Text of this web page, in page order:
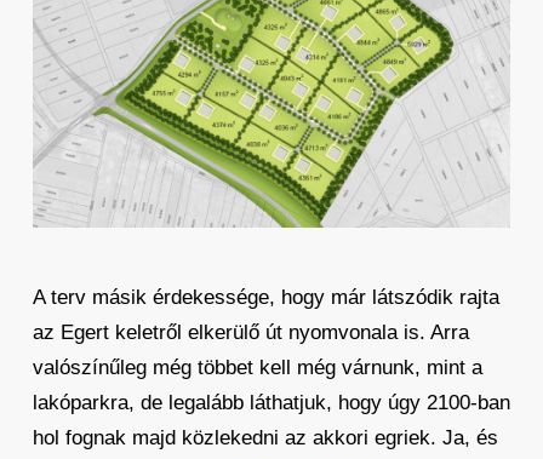
A terv másik érdekessége, hogy már látszódik rajta
az Egert keletről elkerülő út nyomvonala is. Arra
valószínűleg még többet kell még várnunk, mint a
lakóparkra, de legalább láthatjuk, hogy úgy 2100-ban
hol fognak majd közlekedni az akkori egriek. Ja, és